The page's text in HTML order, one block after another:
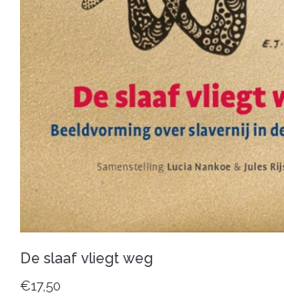
De slaaf vliegt weg
€17,50